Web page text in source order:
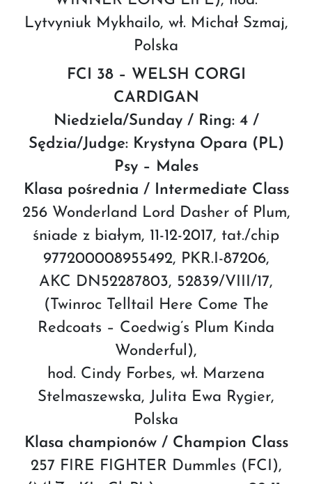
Lytvyniuk Mykhailo, wł. Michał Szmaj,
Polska
FCI 38 – WELSH CORGI
CARDIGAN
Niedziela/Sunday / Ring: 4 /
Sędzia/Judge: Krystyna Opara (PL)
Psy – Males
Klasa pośrednia / Intermediate Class
256 Wonderland Lord Dasher of Plum,
śniade z białym, 11-12-2017, tat./chip
977200008955492, PKR.I-87206,
AKC DN52287803, 52839/VIII/17,
(Twinroc Telltail Here Come The
Redcoats – Coedwig’s Plum Kinda
Wonderful),
hod. Cindy Forbes, wł. Marzena
Stelmaszewska, Julita Ewa Rygier,
Polska
Klasa championów / Champion Class
257 FIRE FIGHTER Dummles (FCI),